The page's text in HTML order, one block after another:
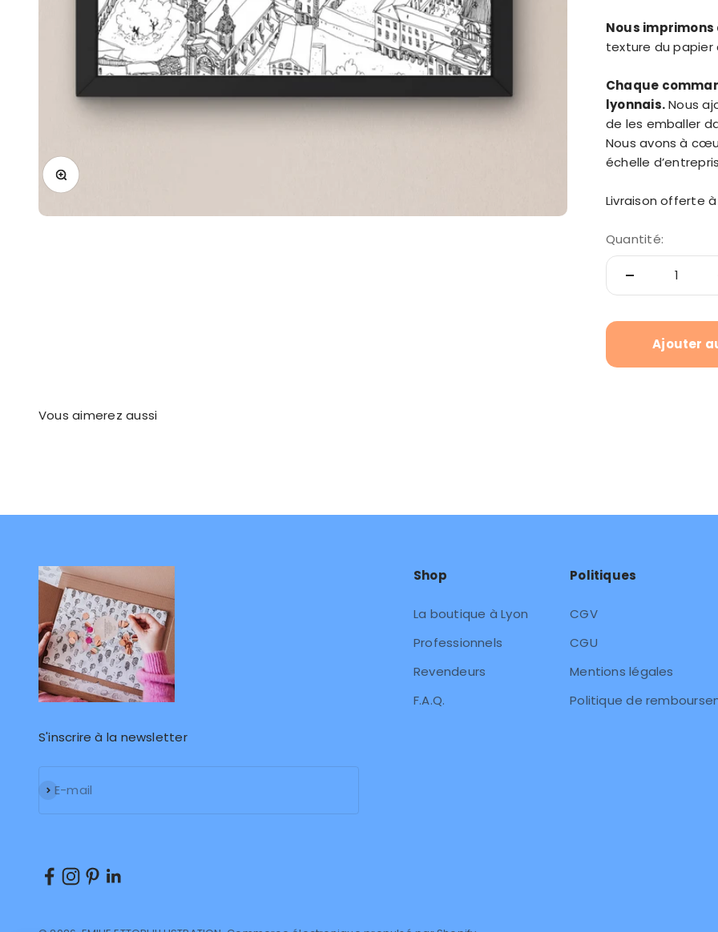
Zoomer sur l'image
Nous imprimons
texture du papier
Chaque
lyonnais. Nous
de les emballer
Nous avons à
échelle
Livraison offerte
Quantité:
Ajouter
S'inscrire à la newsletter
E-mail
S'inscrire
Shop
La boutique à Lyon
Professionnels
Revendeurs
F.A.Q.
Politiques
CGV
CGU
Mentions légales
Politique de